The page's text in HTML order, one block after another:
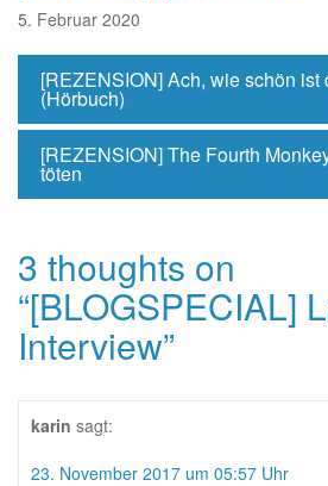
5. Februar 2020
[REZENSION] Ach, wie schön ist
(Hörbuch)
[REZENSION] The Fourth
töten
3 thoughts on
“[BLOGSPECIAL]
Interview”
karin sagt:
23. November 2017 um 05:57 Uhr